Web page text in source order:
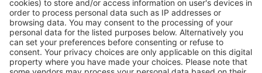
szolgálhatunk.
Próbáld meg még egyszer más kritériumot kiválasztva